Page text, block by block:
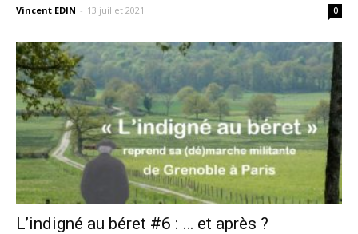
Vincent EDIN - 13 juillet 2021 0
L’indigné au béret #6 : … et après ?